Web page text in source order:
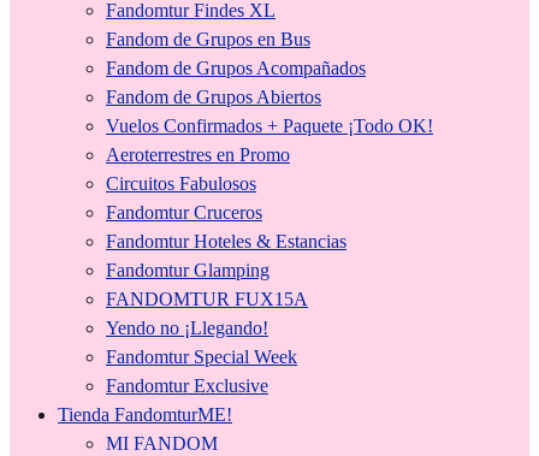
Fandomtur Findes XL
Fandom de Grupos en Bus
Fandom de Grupos Acompañados
Fandom de Grupos Abiertos
Vuelos Confirmados + Paquete ¡Todo OK!
Aeroterrestres en Promo
Circuitos Fabulosos
Fandomtur Cruceros
Fandomtur Hoteles & Estancias
Fandomtur Glamping
FANDOMTUR FUX15A
Yendo no ¡Llegando!
Fandomtur Special Week
Fandomtur Exclusive
Tienda FandomturME!
MI FANDOM